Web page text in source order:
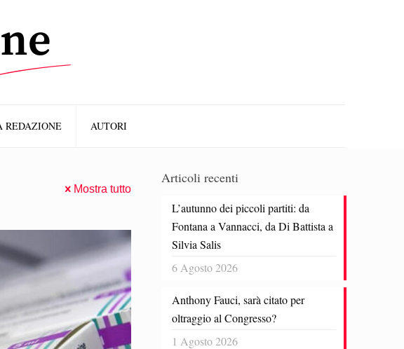
REDAZIONE AUTORI
Mostra tutto
Articoli recenti
L’autunno dei piccoli partiti: da
Fontana a Vannacci, da Di Battista a
Silvia Salis
6 Agosto 2026
Anthony Fauci, sarà citato per
oltraggio al Congresso?
1 Agosto 2026